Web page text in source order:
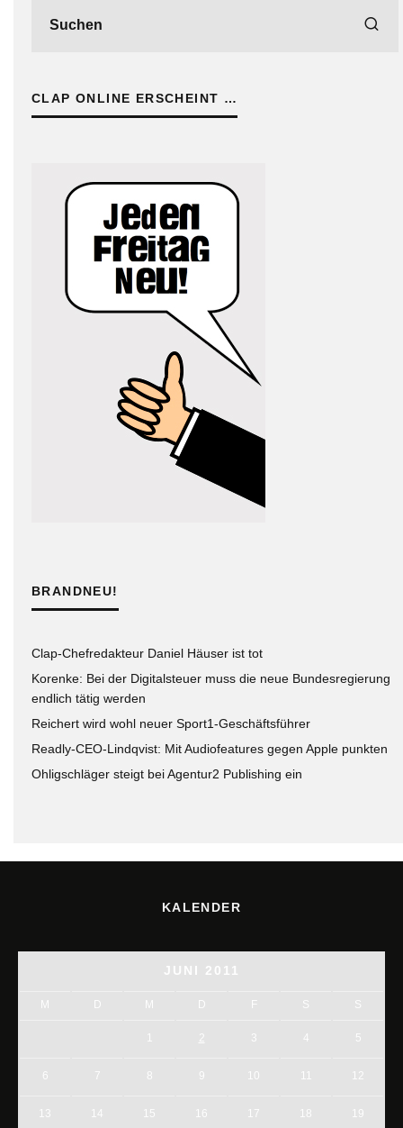
CLAP ONLINE ERSCHEINT …
BRANDNEU!
Clap-Chefredakteur Daniel Häuser ist tot
Korenke: Bei der Digitalsteuer muss die neue Bundesregierung
endlich tätig werden
Reichert wird wohl neuer Sport1-Geschäftsführer
Readly-CEO-Lindqvist: Mit Audiofeatures gegen Apple punkten
Ohligschläger steigt bei Agentur2 Publishing ein
KALENDER
JUNI 2011
M D M D F S S
1 2 3 4 5
6 7 8 9 10 11 12
13 14 15 16 17 18 19